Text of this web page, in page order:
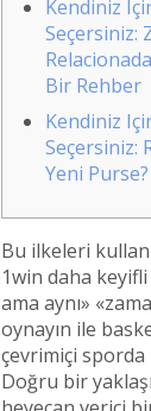
Kendiniz
Seçersiniz:
Bir Rehber
Kendiniz
Seçersiniz:
Yeni
Bu ilkeleri
1win daha
ama aynı»
oynayın ile
çevrimiçi
Doğru bir